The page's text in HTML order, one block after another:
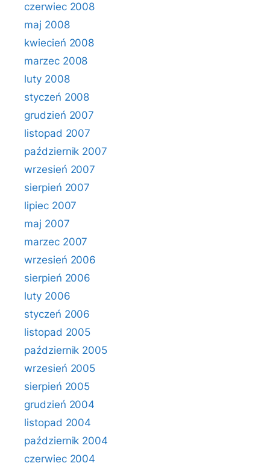
czerwiec 2008
maj 2008
kwiecień 2008
marzec 2008
luty 2008
styczeń 2008
grudzień 2007
listopad 2007
październik 2007
wrzesień 2007
sierpień 2007
lipiec 2007
maj 2007
marzec 2007
wrzesień 2006
sierpień 2006
luty 2006
styczeń 2006
listopad 2005
październik 2005
wrzesień 2005
sierpień 2005
grudzień 2004
listopad 2004
październik 2004
czerwiec 2004